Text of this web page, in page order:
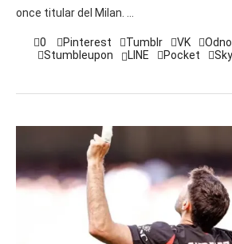
once titular del Milan. …
0 Pinterest Tumblr VK
Stumbleupon
LINE Pocket